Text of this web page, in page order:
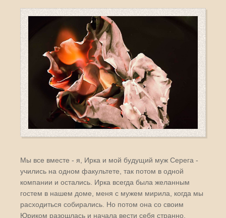
Мы все вместе - я, Ирка и мой будущий муж Серега -
учились на одном факультете, так потом в одной
компании и остались. Ирка всегда была желанным
гостем в нашем доме, меня с мужем мирила, когда мы
расходиться собирались. Но потом она со своим
Юриком разошлась и начала вести себя странно.